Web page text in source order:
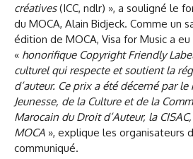
créatives(ICC, ndlr) », a souligné le
du MOCA, Alain Bidjeck. Comme un
édition de MOCA, Visa for Music a
« honorifique Copyright Friendly
culturel qui respecte et soutient la
d’auteur. Ce prix a été décerné par
Jeunesse, de la Culture et de la
Marocain du Droit d’Auteur, la
MOCA », explique les organisateurs
communiqué.